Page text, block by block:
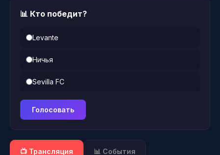
📊 Кто победит?
Levante
Ничья
Sevilla FC
Голосовать
📺 Трансляция 📊 События